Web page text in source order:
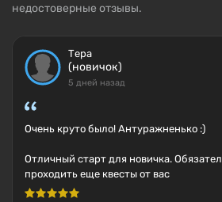
недостоверные отзывы.
Тера
(новичок)
5 дней назад
Очень круто было! Антуражненько :)
Отличный старт для новичка.
проходить еще квесты от вас